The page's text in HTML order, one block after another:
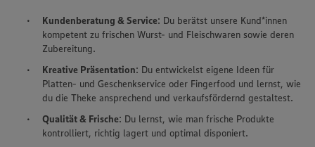
Kundenberatung & Service: Du berätst unsere Kund*innen
kompetent zu frischen Wurst- und Fleischwaren sowie deren
Zubereitung.
Kreative Präsentation: Du entwickelst eigene Ideen für
Platten- und Geschenkservice oder Fingerfood und lernst, wie
du die Theke ansprechend und verkaufsfördernd gestaltest.
Qualität & Frische: Du lernst, wie man frische Produkte
kontrolliert, richtig lagert und optimal disponiert.